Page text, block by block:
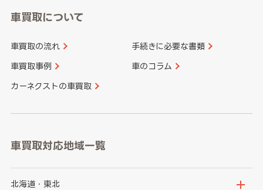
車買取について
車買取の流れ 手続きに必要な書類
車買取事例 車のコラム
カーネクストの車買取
車買取対応地域一覧
北海道・東北